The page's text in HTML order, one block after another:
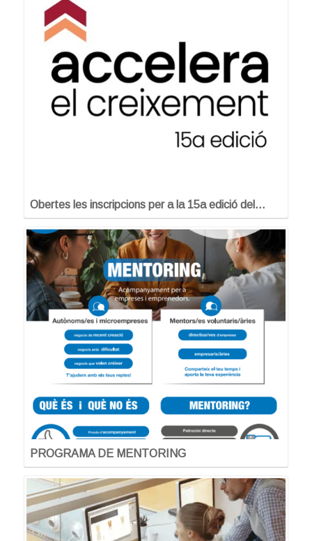
Obertes les inscripcions per a la 15a edició del…
PROGRAMA DE MENTORING